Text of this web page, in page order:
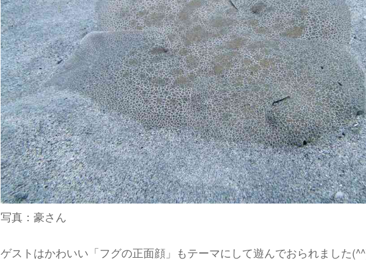
写真：豪さん
ゲストはかわいい「フグの正面顔」もテーマにして遊んでおられました